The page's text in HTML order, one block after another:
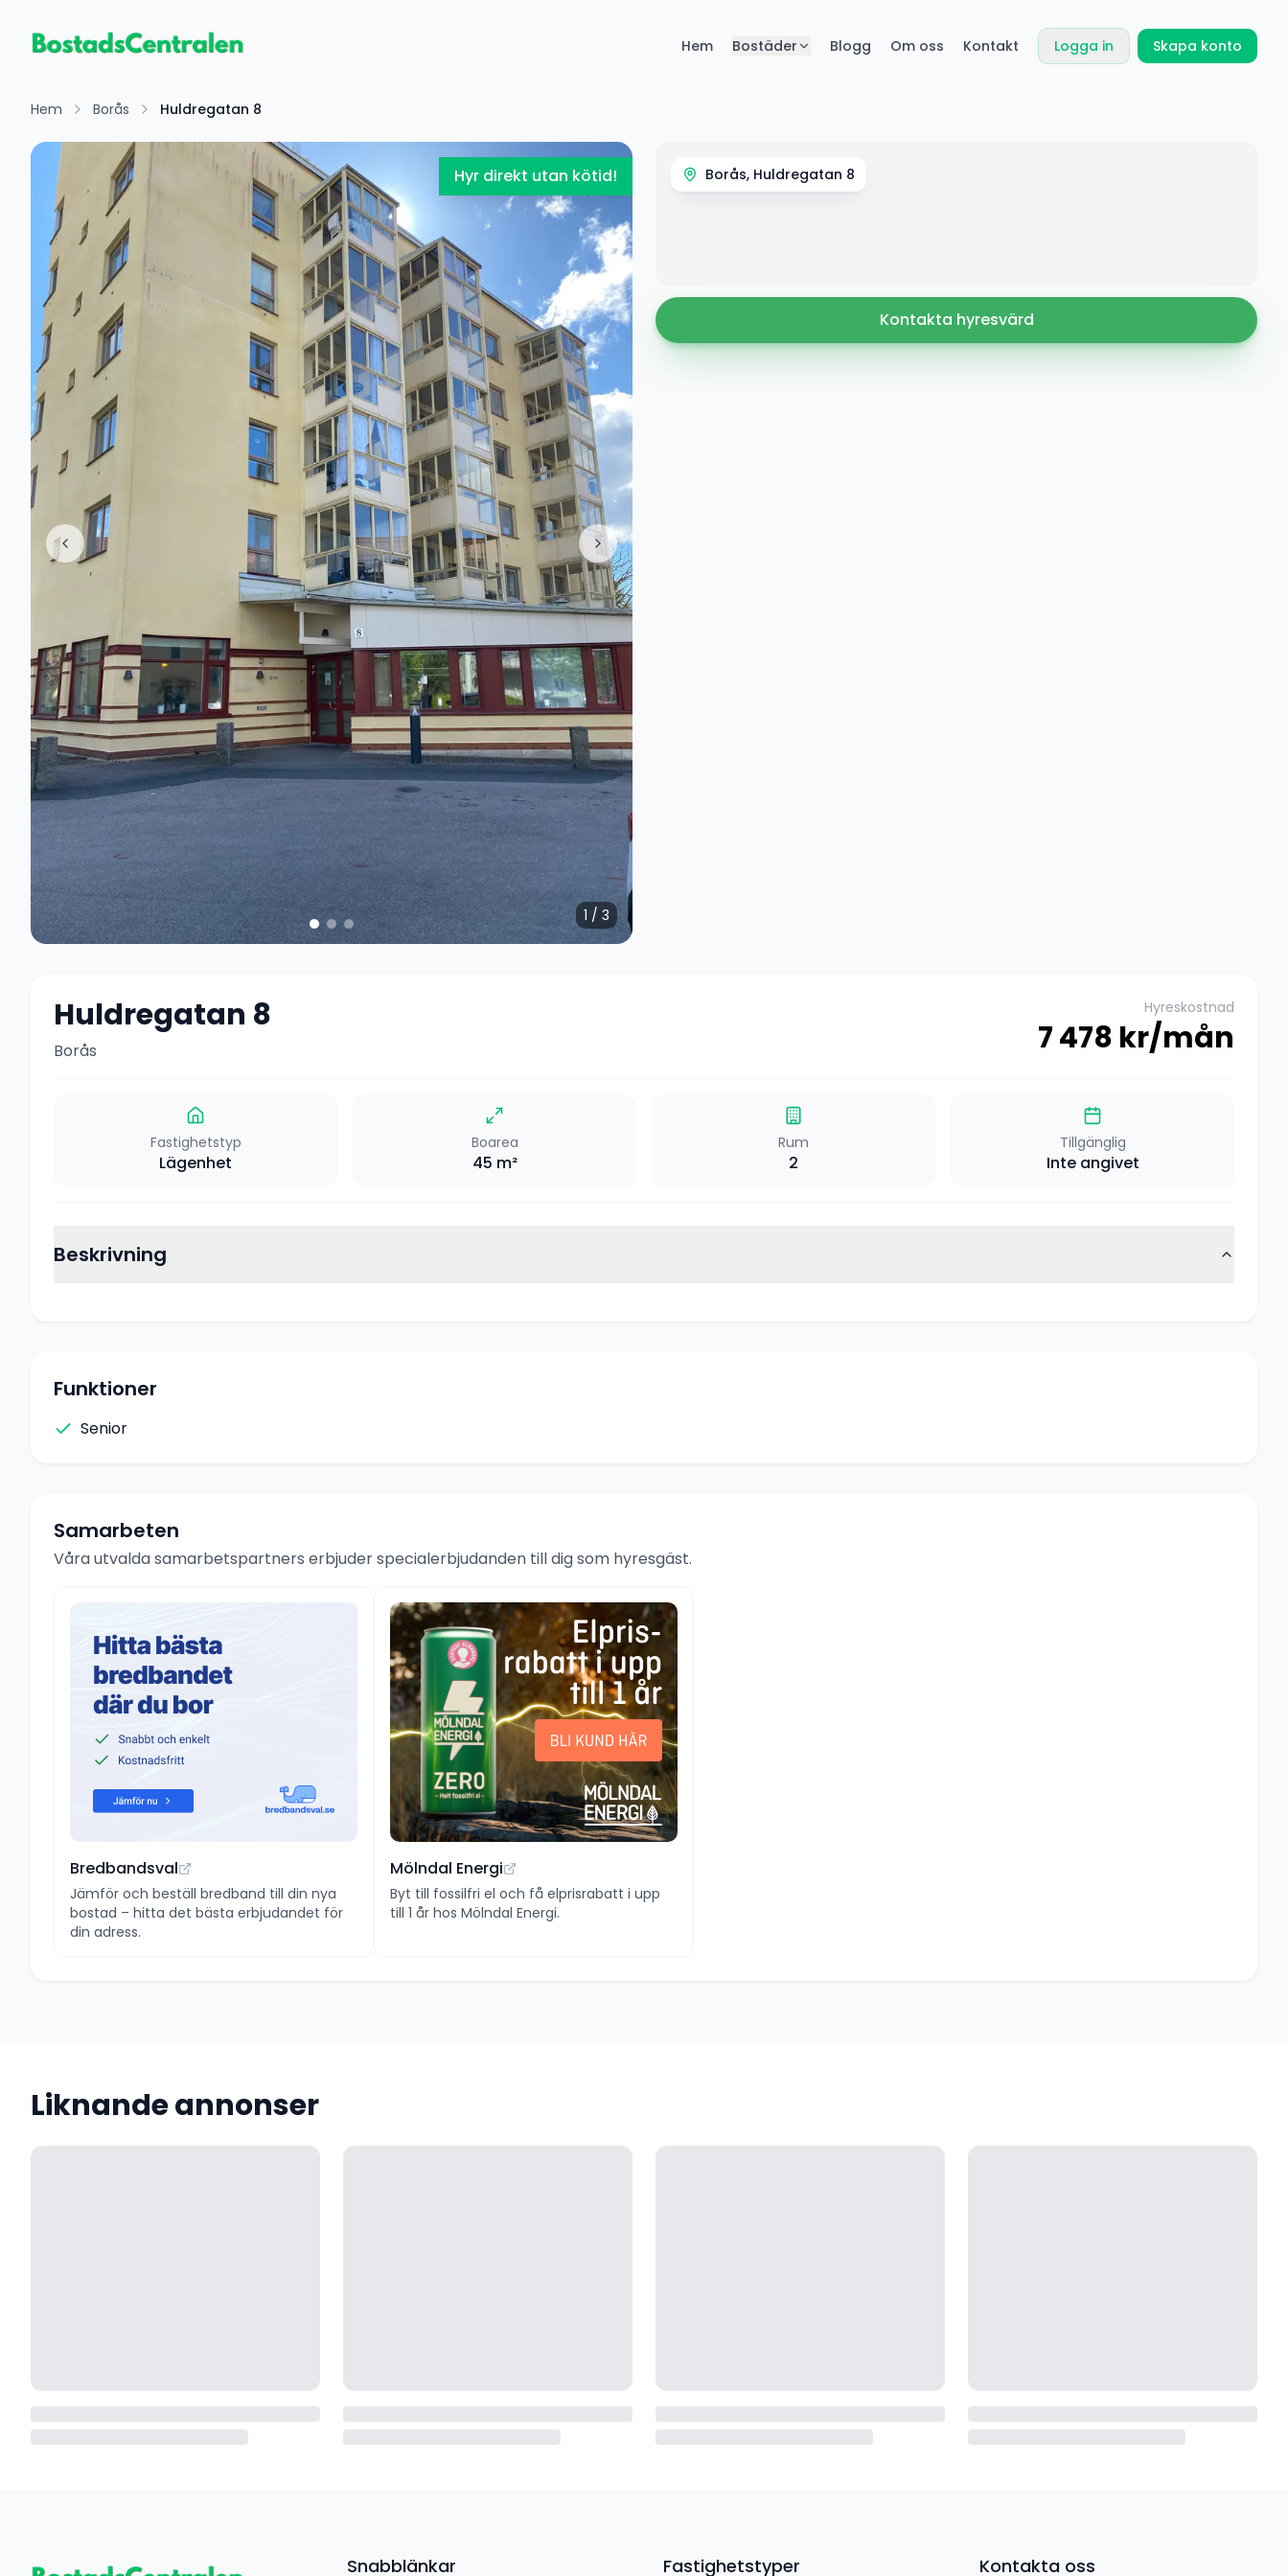
Hem Bostäder Blogg Om oss Kontakt Logga in Skapa konto
Hem Borås Huldregatan 8
Hyr direkt utan kötid!
1 / 3
Borås, Huldregatan 8
Kontakta hyresvärd
Huldregatan 8
Borås
Hyreskostnad
7 478 kr/mån
Fastighetstyp
Lägenhet
Boarea
45 m²
Rum
2
Tillgänglig
Inte angivet
Beskrivning
Funktioner
Senior
Samarbeten
Våra utvalda samarbetspartners erbjuder specialerbjudanden till dig som hyresgäst.
Bredbandsval
Jämför och beställ bredband till din nya
bostad – hitta det bästa erbjudandet för
din adress.
Mölndal Energi
Byt till fossilfri el och få elprisrabatt i upp
till 1 år hos Mölndal Energi.
Liknande annonser
Snabblänkar Fastighetstyper Kontakta oss